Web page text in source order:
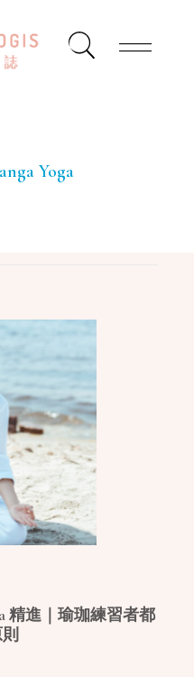
Yoga
精進｜瑜珈練習者都